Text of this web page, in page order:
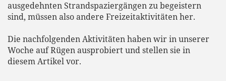
ausgedehnten Strandspaziergängen zu begeistern
sind, müssen also andere Freizeitaktivitäten her.
Die nachfolgenden Aktivitäten haben wir in unserer
Woche auf Rügen ausprobiert und stellen sie in
diesem Artikel vor.